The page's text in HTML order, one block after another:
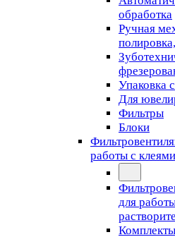
обработка
Ручная
Упаковка
Для
Фильтры
Блоки
работы с
для